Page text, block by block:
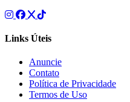
Links Úteis
Anuncie
Contato
Política de Privacidade
Termos de Uso